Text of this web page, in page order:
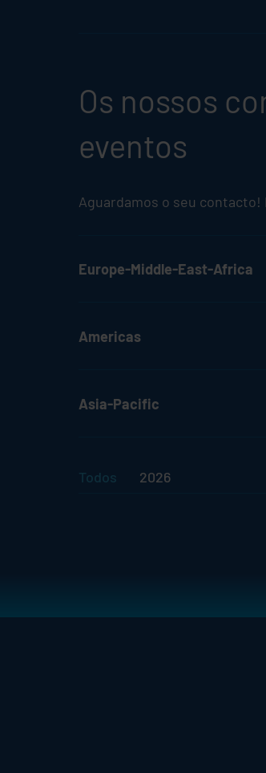
Os nossos
eventos
Aguardamos o seu
Europe-Middle-East-Africa
Americas
Asia-Pacific
Todos 2026